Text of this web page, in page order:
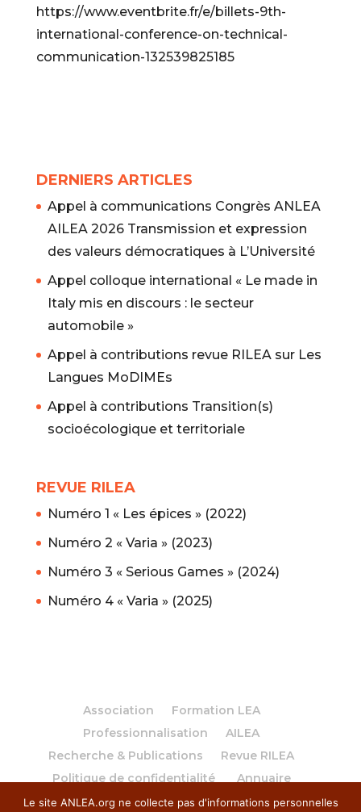
https://www.eventbrite.fr/e/billets-9th-
international-conference-on-technical-
communication-132539825185
DERNIERS ARTICLES
Appel à communications Congrès ANLEA
AILEA 2026 Transmission et expression
des valeurs démocratiques à L’Université
Appel colloque international « Le made in
Italy mis en discours : le secteur
automobile »
Appel à contributions revue RILEA sur Les
Langues MoDIMEs
Appel à contributions Transition(s)
socioécologique et territoriale
REVUE RILEA
Numéro 1 « Les épices » (2022)
Numéro 2 « Varia » (2023)
Numéro 3 « Serious Games » (2024)
Numéro 4 « Varia » (2025)
Association
Formation LEA
Professionnalisation
AILEA
Recherche & Publications
Revue RILEA
Politique de confidentialité
Annuaire
Le site ANLEA.org ne collecte pas d'informations personnelles